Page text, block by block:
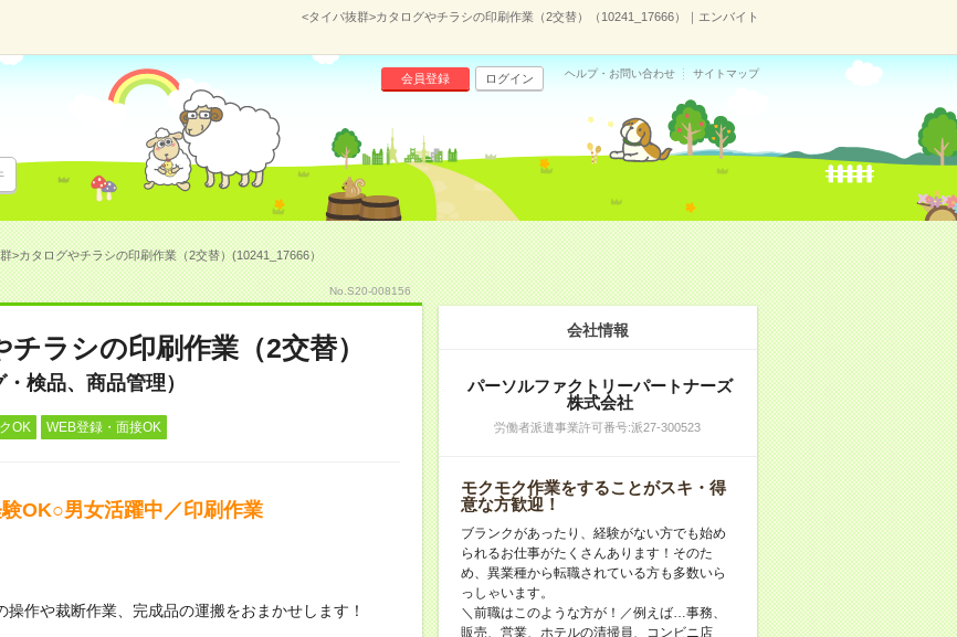
<タイパ抜群>カタログやチラシの印刷作業（2交替）（10241_17666）｜エンバイト
会員登録 ログイン ヘルプ・お問い合わせ サイトマップ
>カタログやチラシの印刷作業（2交替）(10241_17666）
No.S20-008156
ラシの印刷作業（2交替）
検品、商品管理）
OK WEB登録・面接OK
OK○男女活躍中／印刷作業
作や裁断作業、完成品の運搬をおまかせします！
会社情報
パーソルファクトリーパートナーズ
株式会社
労働者派遣事業許可番号:派27-300523
モクモク作業をすることがスキ・得
意な方歓迎！
ブランクがあったり、経験がない方でも始め
られるお仕事がたくさんあります！そのた
め、異業種から転職されている方も多数いら
っしゃいます。
＼前職はこのような方が！／例えば…事務、
販売、営業、ホテルの清掃員、コンビニ店